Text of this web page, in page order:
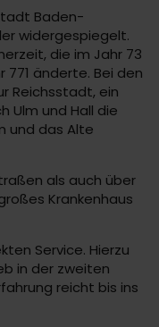
Baden-
widergespiegelt.
die im Jahr 73
änderte. Bei den
Reichsstadt, ein
Ulm und Hall die
und das Alte
als auch über
Krankenhaus
Service. Hierzu
in der zweiten
reicht bis ins